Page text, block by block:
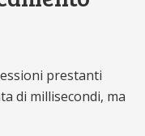
prestanti
di millisecondi, ma